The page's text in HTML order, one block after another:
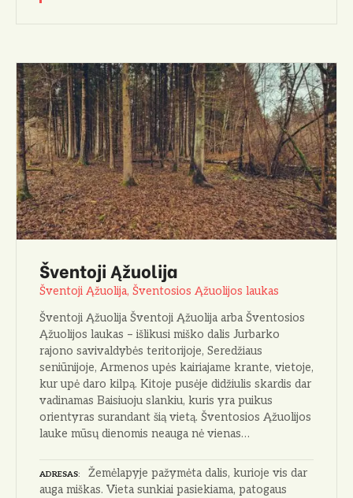
Šventoji Ąžuolija
Šventoji Ąžuolija, Šventosios Ąžuolijos laukas
Šventoji Ąžuolija Šventoji Ąžuolija arba Šventosios
Ąžuolijos laukas – išlikusi miško dalis Jurbarko
rajono savivaldybės teritorijoje, Seredžiaus
seniūnijoje, Armenos upės kairiajame krante, vietoje,
kur upė daro kilpą. Kitoje pusėje didžiulis skardis dar
vadinamas Baisiuoju slankiu, kuris yra puikus
orientyras surandant šią vietą. Šventosios Ąžuolijos
lauke mūsų dienomis neauga nė vienas…
ADRESAS
Žemėlapyje pažymėta dalis, kurioje vis dar
auga miškas. Vieta sunkiai pasiekiama, patogaus